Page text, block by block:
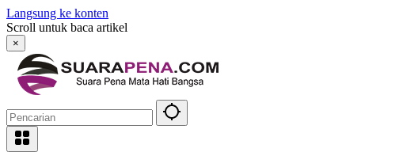
Langsung ke konten
Scroll untuk baca artikel
×